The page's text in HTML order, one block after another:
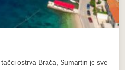
ostrva Brača, Sumartin je sve